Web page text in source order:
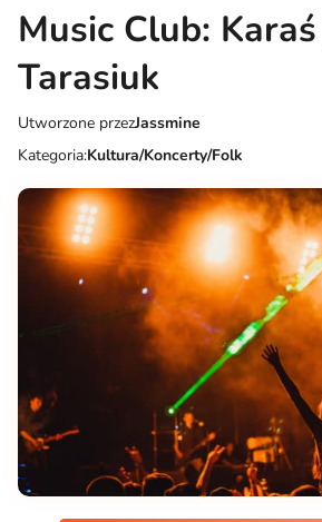
Music Club:
Tarasiuk
Utworzone przezJassmine
Kategoria:Kultura/Koncerty/Folk